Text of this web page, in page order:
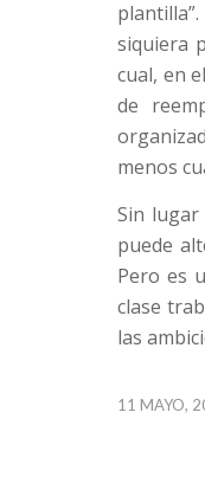
siquiera
cual, en
de
menos
Sin lugar
puede
Pero es
clase
las
11 MAYO,